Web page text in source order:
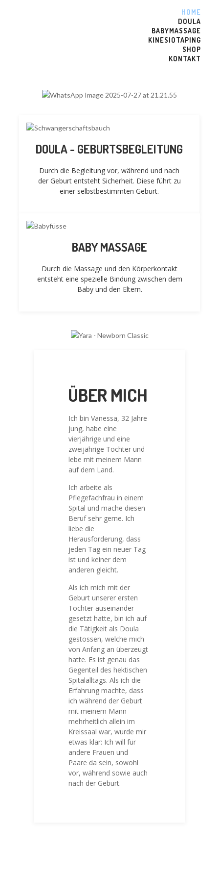
HOME
DOULA
BABYMASSAGE
KINESIOTAPING
SHOP
KONTAKT
DOULA - GEBURTSBEGLEITUNG
Durch die Begleitung vor, während und nach
der Geburt entsteht Sicherheit. Diese führt zu
einer selbstbestimmten Geburt.
BABY MASSAGE
Durch die Massage und den Körperkontakt
entsteht eine spezielle Bindung zwischen dem
Baby und den Eltern.
ÜBER MICH
Ich bin Vanessa, 32 Jahre
jung, habe eine
vierjährige und eine
zweijährige Tochter und
lebe mit meinem Mann
auf dem Land.
Ich arbeite als
Pflegefachfrau in einem
Spital und mache diesen
Beruf sehr gerne. Ich
liebe die
Herausforderung, dass
jeden Tag ein neuer Tag
ist und keiner dem
anderen gleicht.
Als ich mich mit der
Geburt unserer ersten
Tochter auseinander
gesetzt hatte, bin ich auf
die Tätigkeit als Doula
gestossen, welche mich
von Anfang an überzeugt
hatte. Es ist genau das
Gegenteil des hektischen
Spitalalltags.Als ich die
Erfahrung machte, dass
ich während der Geburt
mit meinem Mann
mehrheitlich allein im
Kreissaal war, wurde mir
etwas klar: Ich will für
andere Frauen und
Paare da sein, sowohl
vor, während sowie auch
nach der Geburt.